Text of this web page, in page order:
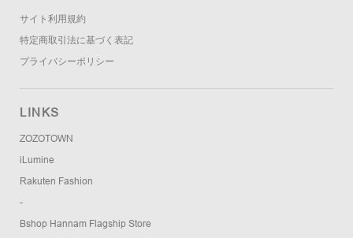
サイト利用規約
特定商取引法に基づく表記
プライバシーポリシー
LINKS
ZOZOTOWN
iLumine
Rakuten Fashion
-
Bshop Hannam Flagship Store